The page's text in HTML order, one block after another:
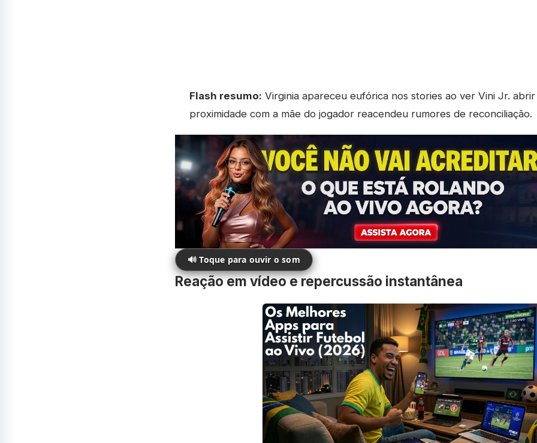
Flash resumo: Virginia apareceu eufórica nos stories ao ver Vini Jr.
proximidade com a mãe do jogador reacendeu rumores de reconciliação.
🔊 Toque para ouvir o som
Reação em vídeo e repercussão instantânea